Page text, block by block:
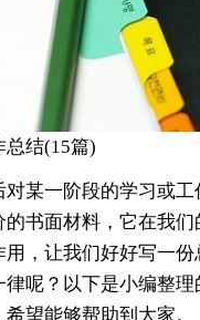
总结(15篇)
对某一阶段的学习或
书面材料，它在我
，让我们好好写一
呢？以下是小编整
望能够帮助到大家。